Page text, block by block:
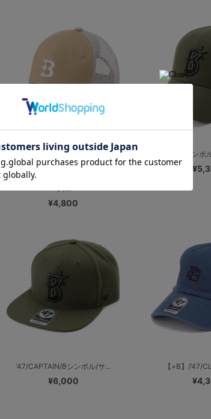
再入荷
【+B】ウォッシュドメッシュキャッ
¥4,800
’47/MVP/Bシン
’47/CAPTAIN/Bシンボル/サ...
¥6,000
【+B】/’47/